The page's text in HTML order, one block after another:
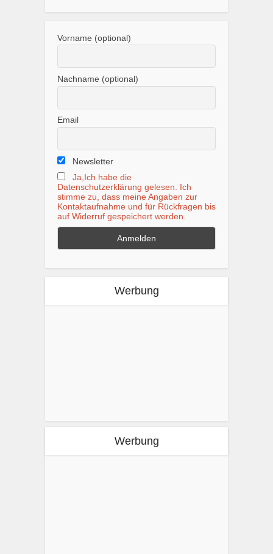
Vorname (optional)
Nachname (optional)
Email
Newsletter
Ja,Ich habe die
Datenschutzerklärung gelesen. Ich
stimme zu, dass meine Angaben zur
Kontaktaufnahme und für Rückfragen bis
auf Widerruf gespeichert werden.
Werbung
Werbung